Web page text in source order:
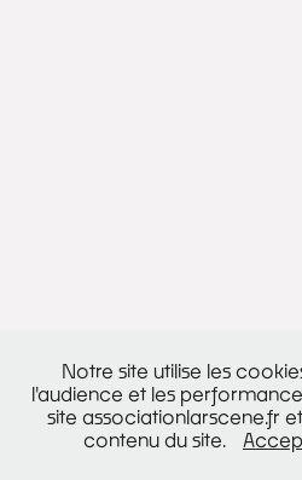
Notre site utilise les
l'audience et les
site associationlarscene.fr
contenu du site.